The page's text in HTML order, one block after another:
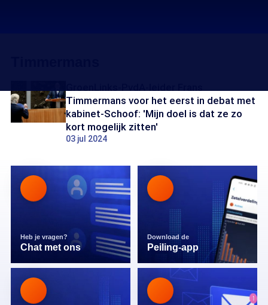
Timmermans voor het eerst in debat met
kabinet-Schoof: 'Mijn doel is dat ze zo
kort mogelijk zitten'
03 jul 2024
Heb je vragen?
Chat met ons
Download de
Peiling-app